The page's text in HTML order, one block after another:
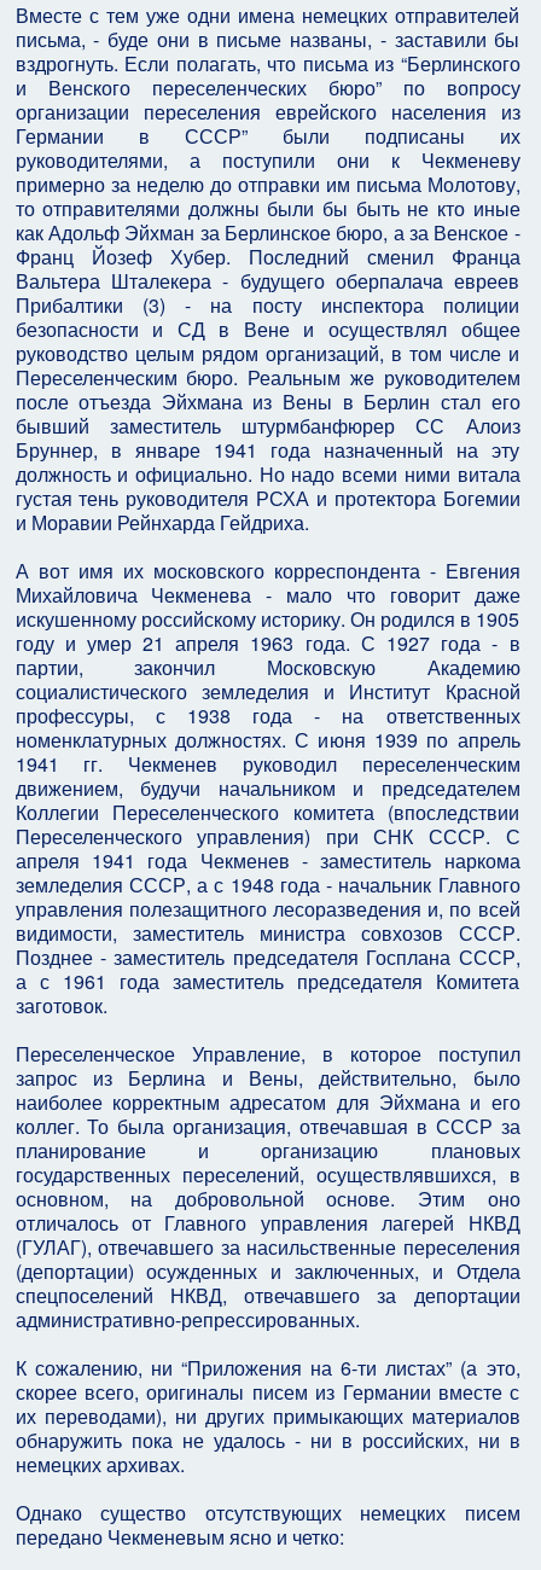
Вместе с тем уже одни имена немецких отправителей
письма, - буде они в письме названы, - заставили бы
вздрогнуть. Если полагать, что письма из “Берлинского
и Венского переселенческих бюро” по вопросу
организации переселения еврейского населения из
Германии в СССР” были подписаны их
руководителями, а поступили они к Чекменеву
примерно за неделю до отправки им письма Молотову,
то отправителями должны были бы быть не кто иные
как Адольф Эйхман за Берлинское бюро, а за Венское -
Франц Йозеф Хубер. Последний сменил Франца
Вальтера Шталекера - будущего оберпалачa евреев
Прибалтики (3) - на посту инспектора полиции
безопасности и СД в Вене и осуществлял общее
руководство целым рядом организаций, в том числе и
Переселенческим бюро. Реальным жe руководителем
после отъезда Эйхмана из Вены в Берлин стал его
бывший заместитель штурмбанфюрер СС Алоиз
Бруннер, в январе 1941 года назначенный на эту
должность и официально. Но надо всеми ними витала
густая тень руководителя РСХА и протектора Богемии
и Моравии Рейнхарда Гейдриха.
А вот имя их московского корреспондента - Евгения
Михайловича Чекменева - мало что говорит даже
искушенному российскому историку. Он родился в 1905
году и умер 21 апреля 1963 года. С 1927 года - в
партии, закончил Московскую Академию
социалистического земледелия и Институт Красной
профессуры, с 1938 года - на ответственных
номенклатурных должностях. С июня 1939 по апрель
1941 гг. Чекменев руководил переселенческим
движением, будучи начальником и председателем
Коллегии Переселенческого комитета (впоследствии
Переселенческого управления) при СНК СССР. С
апреля 1941 года Чекменев - заместитель наркома
земледелия СССР, а с 1948 года - начальник Главного
управления полезащитного лесоразведения и, по всей
видимости, заместитель министра совхозов СССР.
Позднее - заместитель председателя Госплана СССР,
а с 1961 года заместитель председателя Комитета
заготовок.
Переселенческое Управление, в которое поступил
запрос из Берлина и Вены, действительно, было
наиболее корректным адресатом для Эйхмана и его
коллег. То была организация, отвечавшая в СССР за
планирование и организацию плановых
государственных переселений, осуществлявшихся, в
основном, на добровольной основе. Этим оно
отличалось от Главного управления лагерей НКВД
(ГУЛАГ), отвечавшего за насильственные переселения
(депортации) осужденных и заключенных, и Отдела
спецпоселений НКВД, отвечавшего за депортации
административно-репрессированных.
К сожалению, ни “Приложения на 6-ти листах” (а это,
скорее всего, оригиналы писем из Германии вместе с
их переводами), ни других примыкающих материалов
обнаружить пока не удалось - ни в российских, ни в
немецких архивах.
Однако существо отсутствующих немецких писем
передано Чекменевым ясно и четко: